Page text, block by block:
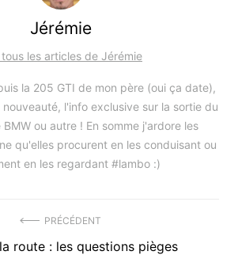
Jérémie
tous les articles de Jérémie
la 205 GTI de mon père (oui ça date),
l'info exclusive sur la sortie du
ou autre ! En somme j'ardore les
qu'elles procurent en les conduisant ou
en les regardant #lambo :)
PRÉCÉDENT
route : les questions pièges